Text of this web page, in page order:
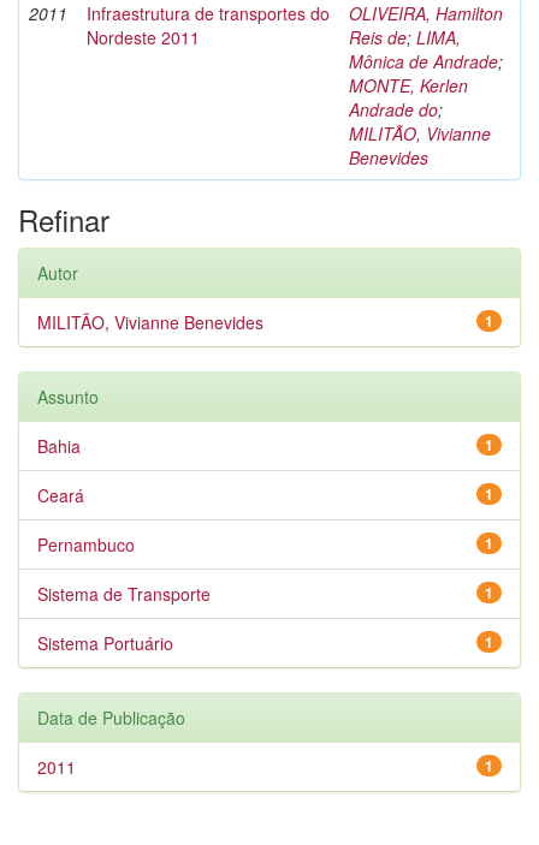
2011
Infraestrutura de transportes do
Nordeste 2011
OLIVEIRA, Hamilton
Reis de; LIMA,
Mônica de Andrade;
MONTE, Kerlen
Andrade do;
MILITÃO, Vivianne
Benevides
Refinar
Autor
1
MILITÃO, Vivianne Benevides
Assunto
1
Bahia
1
Ceará
1
Pernambuco
1
Sistema de Transporte
1
Sistema Portuário
Data de Publicação
1
2011